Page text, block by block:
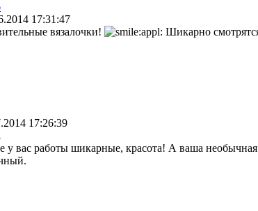
17:31:47
вязалочки!
Шикарно
17:26:39
у вас работы шикарные, красота! А ваша